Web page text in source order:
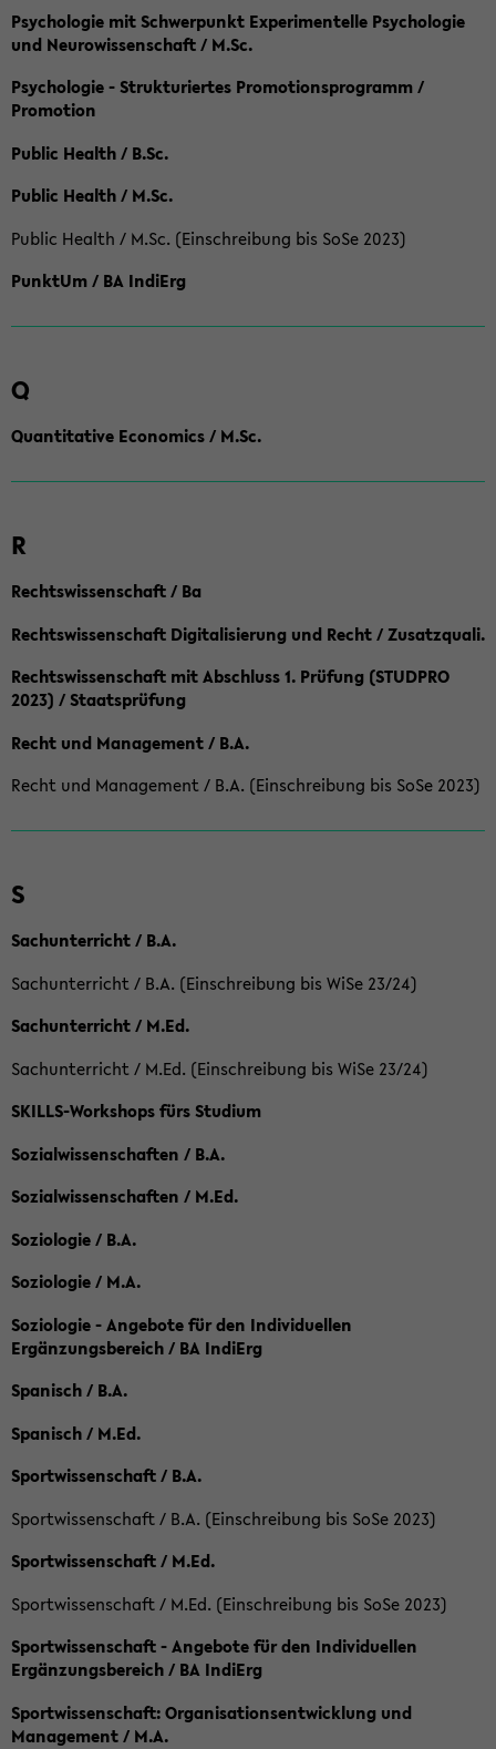
Psychologie mit Schwerpunkt Experimentelle Psychologie
und Neurowissenschaft / M.Sc.
Psychologie - Strukturiertes Promotionsprogramm /
Promotion
Public Health / B.Sc.
Public Health / M.Sc.
Public Health / M.Sc. (Einschreibung bis SoSe 2023)
PunktUm / BA IndiErg
Q
Quantitative Economics / M.Sc.
R
Rechtswissenschaft / Ba
Rechtswissenschaft Digitalisierung und Recht / Zusatzquali.
Rechtswissenschaft mit Abschluss 1. Prüfung (STUDPRO
2023) / Staatsprüfung
Recht und Management / B.A.
Recht und Management / B.A. (Einschreibung bis SoSe 2023)
S
Sachunterricht / B.A.
Sachunterricht / B.A. (Einschreibung bis WiSe 23/24)
Sachunterricht / M.Ed.
Sachunterricht / M.Ed. (Einschreibung bis WiSe 23/24)
SKILLS-Workshops fürs Studium
Sozialwissenschaften / B.A.
Sozialwissenschaften / M.Ed.
Soziologie / B.A.
Soziologie / M.A.
Soziologie - Angebote für den Individuellen
Ergänzungsbereich / BA IndiErg
Spanisch / B.A.
Spanisch / M.Ed.
Sportwissenschaft / B.A.
Sportwissenschaft / B.A. (Einschreibung bis SoSe 2023)
Sportwissenschaft / M.Ed.
Sportwissenschaft / M.Ed. (Einschreibung bis SoSe 2023)
Sportwissenschaft - Angebote für den Individuellen
Ergänzungsbereich / BA IndiErg
Sportwissenschaft: Organisationsentwicklung und
Management / M.A.